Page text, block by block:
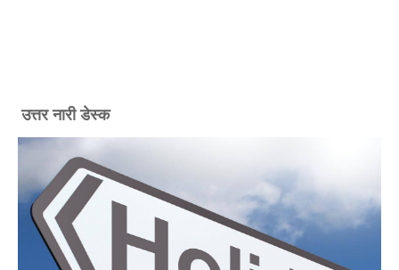
उत्तर नारी डेस्क